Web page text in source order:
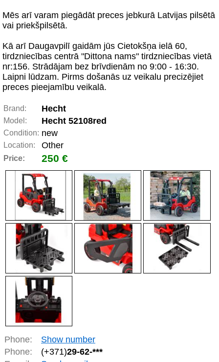
Mēs arī varam piegādāt preces jebkurā Latvijas pilsētā
vai priekšpilsētā.
Kā arī Daugavpilī gaidām jūs Cietokšņa ielā 60,
tirdzniecības centrā "Dittona nams" tirdzniecības vietā
nr:156. Strādājam bez brīvdienām no 9:00 - 16:30.
Laipni lūdzam. Pirms došanās uz veikalu precizējiet
preces pieejamību veikalā.
Brand: Hecht
Model: Hecht 52108red
Condition: new
Location: Other
Price: 250 €
Phone:
Show number
Phone:
(+371)29-62-***